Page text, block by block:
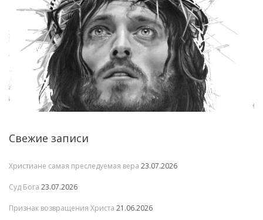
Свежие записи
Христиане самая преследуемая вера 23.07.2026
Суд Бога 23.07.2026
Признак возвращения Христа 21.06.2026